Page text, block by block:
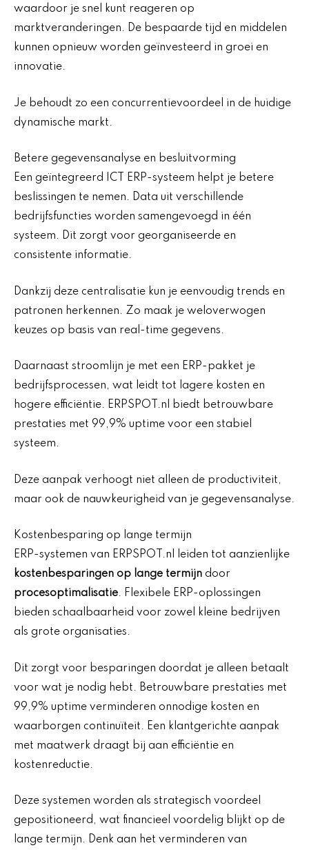
waardoor je snel kunt reageren op
marktveranderingen. De bespaarde tijd en middelen
kunnen opnieuw worden geïnvesteerd in groei en
innovatie.
Je behoudt zo een concurrentievoordeel in de huidige
dynamische markt.
Betere gegevensanalyse en besluitvorming
Een geïntegreerd ICT ERP-systeem helpt je betere
beslissingen te nemen. Data uit verschillende
bedrijfsfuncties worden samengevoegd in één
systeem. Dit zorgt voor georganiseerde en
consistente informatie.
Dankzij deze centralisatie kun je eenvoudig trends en
patronen herkennen. Zo maak je weloverwogen
keuzes op basis van real-time gegevens.
Daarnaast stroomlijn je met een ERP-pakket je
bedrijfsprocessen, wat leidt tot lagere kosten en
hogere efficiëntie. ERPSPOT.nl biedt betrouwbare
prestaties met 99,9% uptime voor een stabiel
systeem.
Deze aanpak verhoogt niet alleen de productiviteit,
maar ook de nauwkeurigheid van je gegevensanalyse.
Kostenbesparing op lange termijn
ERP-systemen van ERPSPOT.nl leiden tot aanzienlijke
kostenbesparingen op lange termijn door
procesoptimalisatie. Flexibele ERP-oplossingen
bieden schaalbaarheid voor zowel kleine bedrijven
als grote organisaties.
Dit zorgt voor besparingen doordat je alleen betaalt
voor wat je nodig hebt. Betrouwbare prestaties met
99,9% uptime verminderen onnodige kosten en
waarborgen continuïteit. Een klantgerichte aanpak
met maatwerk draagt bij aan efficiëntie en
kostenreductie.
Deze systemen worden als strategisch voordeel
gepositioneerd, wat financieel voordelig blijkt op de
lange termijn. Denk aan het verminderen van